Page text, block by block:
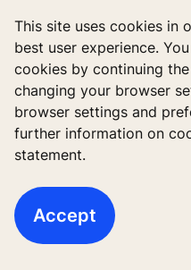
This site uses cookies in
best user experience.
cookies by continuing
changing your browser
browser settings and
further information on
statement.
Accept
Privacy Statement
Manage cookie
บริษัท โคเน่ จำกัด (มหา
ชั้น 26 ถนนพหลโยธิน